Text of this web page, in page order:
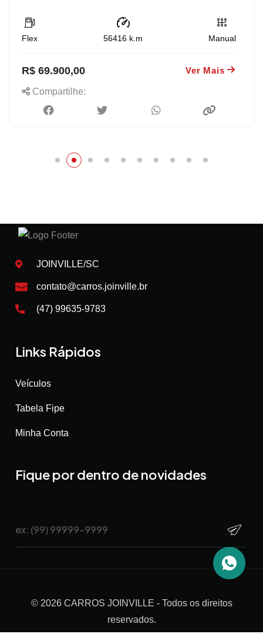
Flex 56416 k.m Manual
R$ 69.900,00 Ver Mais
Compartilhe:
JOINVILLE/SC
contato@carros.joinville.br
(47) 99635-9783
Links Rápidos
Veículos
Tabela Fipe
Minha Conta
Fique por dentro de novidades
© 2026 CARROS JOINVILLE - Todos os direitos
reservados.